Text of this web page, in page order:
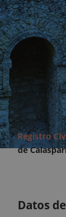
Registro
de
Datos